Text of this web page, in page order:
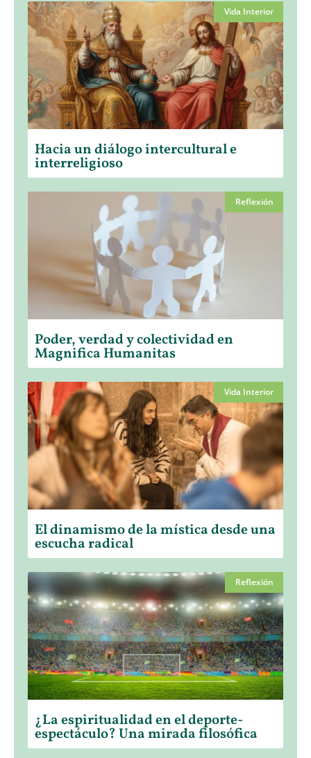
Vida Interior
Hacia un diálogo intercultural e
interreligioso
Reflexión
Poder, verdad y colectividad en
Magnifica Humanitas
Vida Interior
El dinamismo de la mística desde una
escucha radical
Reflexión
¿La espiritualidad en el deporte-
espectáculo? Una mirada filosófica